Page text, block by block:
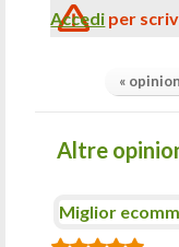
Accedi per
«
Altre
Miglior